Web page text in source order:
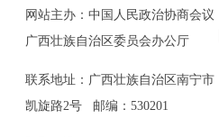
网站主办：中国人民政治协商会议
广西壮族自治区委员会办公厅
联系地址：广西壮族自治区南宁市
凯旋路2号 邮编：530201